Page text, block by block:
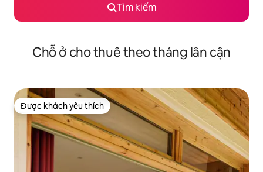
Tìm kiếm
Chỗ ở cho thuê theo tháng lân cận
Được khách yêu thích
Được khách yêu thích